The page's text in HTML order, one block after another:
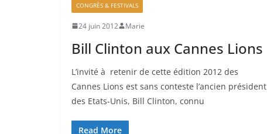
CONGRÈS & FESTIVALS
24 juin 2012 Marie
Bill Clinton aux Cannes Lions
L’invité à retenir de cette édition 2012 des
Cannes Lions est sans conteste l’ancien président
des Etats-Unis, Bill Clinton, connu
Read More